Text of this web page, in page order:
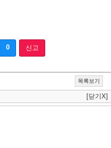
0 신고
목록보기
[닫기X]